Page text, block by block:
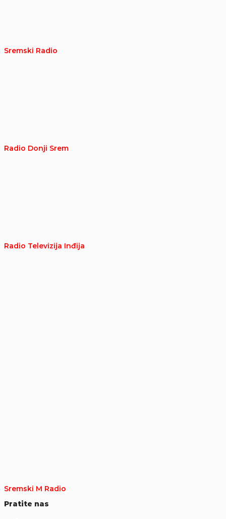
Sremski Radio
Radio Donji Srem
Radio Televizija Inđija
Sremski M Radio
Pratite nas